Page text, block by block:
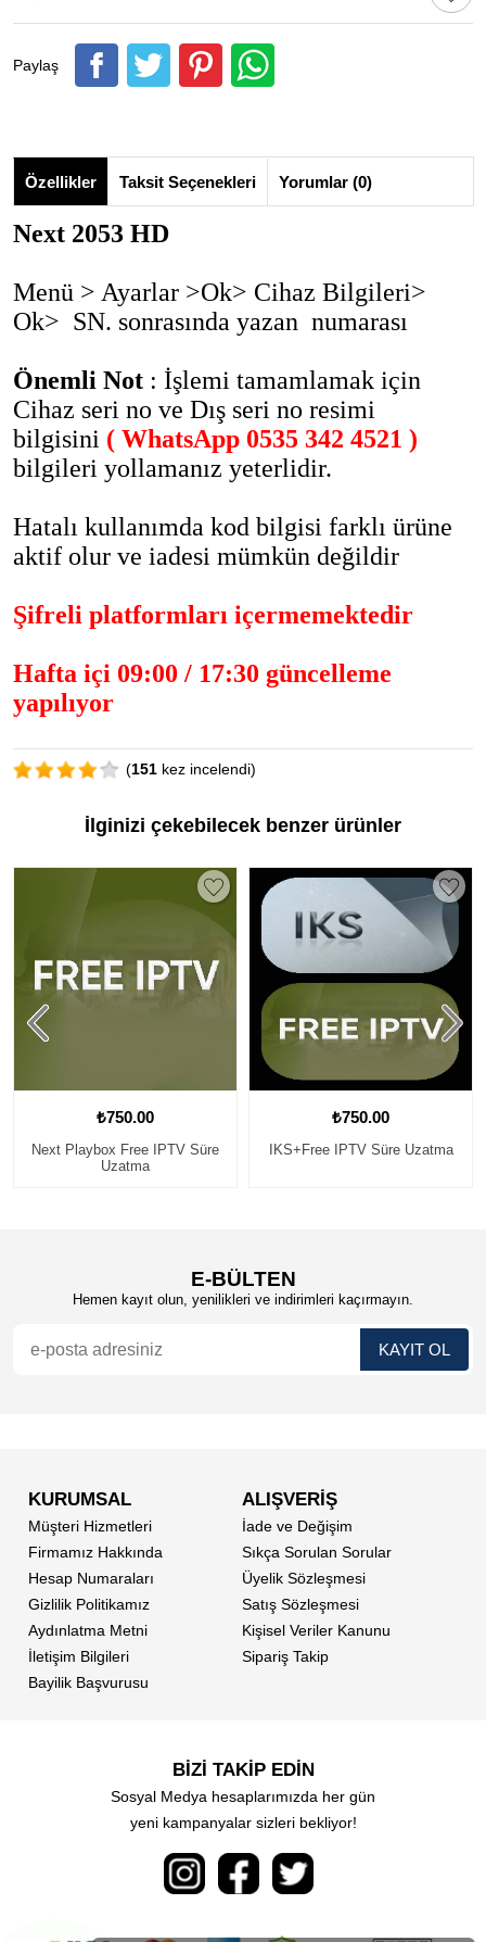
Paylaş
Özellikler Taksit Seçenekleri Yorumlar (0)
Next 2053 HD
Menü > Ayarlar >Ok> Cihaz Bilgileri>
Ok> SN. sonrasında yazan numarası
Önemli Not : İşlemi tamamlamak için
Cihaz seri no ve Dış seri no resimi
bilgisini ( WhatsApp 0535 342 4521 )
bilgileri yollamanız yeterlidir.
Hatalı kullanımda kod bilgisi farklı ürüne
aktif olur ve iadesi mümkün değildir
Şifreli platformları içermemektedir
Hafta içi 09:00 / 17:30 güncelleme
yapılıyor
(151 kez incelendi)
İlginizi çekebilecek benzer ürünler
₺750.00
Next Playbox Free IPTV Süre
Uzatma
₺750.00
IKS+Free IPTV Süre Uzatma
E-BÜLTEN
Hemen kayıt olun, yenilikleri ve indirimleri kaçırmayın.
KURUMSAL
Müşteri Hizmetleri
Firmamız Hakkında
Hesap Numaraları
Gizlilik Politikamız
Aydınlatma Metni
İletişim Bilgileri
Bayilik Başvurusu
ALIŞVERİŞ
İade ve Değişim
Sıkça Sorulan Sorular
Üyelik Sözleşmesi
Satış Sözleşmesi
Kişisel Veriler Kanunu
Sipariş Takip
BİZİ TAKİP EDİN
Sosyal Medya hesaplarımızda her gün
yeni kampanyalar sizleri bekliyor!